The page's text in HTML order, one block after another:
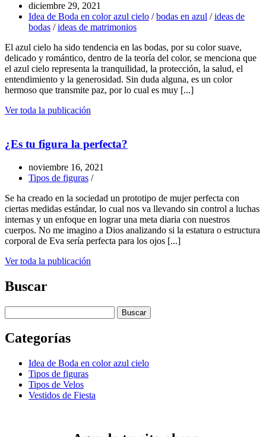
diciembre 29, 2021
Idea de Boda en color azul cielo /bodas en azul /ideas de
bodas /ideas de matrimonios
El azul cielo ha sido tendencia en las bodas, por su color suave,
delicado y romántico, dentro de la teoría del color, se menciona que
el azul cielo representa la tranquilidad, la protección, la salud, el
entendimiento y la generosidad. Sin duda alguna, es un color
hermoso que transmite paz, por lo cual es muy [...]
Ver toda la publicación
¿Es tu figura la perfecta?
noviembre 16, 2021
Tipos de figuras /
Se ha creado en la sociedad un prototipo de mujer perfecta con
ciertas medidas estándar, lo cual nos va llevando sin control a luchas
internas y un enfoque en lograr una meta diaria con nuestros
cuerpos. No me imagino a Dios analizando si la estatura o estructura
corporal de Eva sería perfecta para los ojos [...]
Ver toda la publicación
Buscar
Categorías
Idea de Boda en color azul cielo
Tipos de figuras
Tipos de Velos
Vestidos de Fiesta